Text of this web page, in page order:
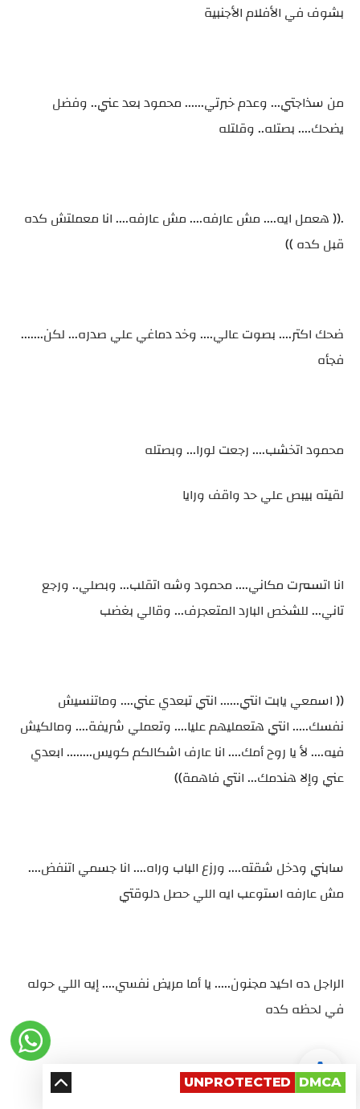
بشوف في الأفلام الأجنبية
من سذاجتي... وعدم خبرتي...... محمود بعد عني.. وفضل
يضحك.... بصتله.. وقلتله
.(( هعمل ايه.... مش عارفه.... مش عارفه.... انا معملتش كده
قبل كده ))
ضحك اكتر.... بصوت عالي.... وخد دماغي علي صدره... لكن.......
فجأه
محمود اتخشب.... رجعت لورا... وبصتله
لقيته بيبص علي حد واقف ورايا
انا اتسمرت مكاني.... محمود وشه اتقلب... وبصلي.. ورجع
تاني... للشخص البارد المتعجرف... وقالي بغضب
(( اسمعي يابت انتي...... انتي تبعدي عني.... وماتنسيش
نفسك..... انتي هتعمليهم عليا.... وتعملي شريفة.... ومالكيش
فيه.... لأ يا روح أمك.... انا عارف اشكالكم كويس........ ابعدي
عني وإلا هندمك... انتي فاهمة))
سابني ودخل شقته.... ورزع الباب وراه.... انا جسمي اتنفض....
مش عارفه استوعب ايه اللي حصل دلوقتي
الراجل ده اكيد مجنون..... يا أما مريض نفسي.... إيه اللي حوله
في لحظه كده
انا دخلت علي اوضتي.... ونزلت تحت الدوش
DMCA
UNPROTECTED